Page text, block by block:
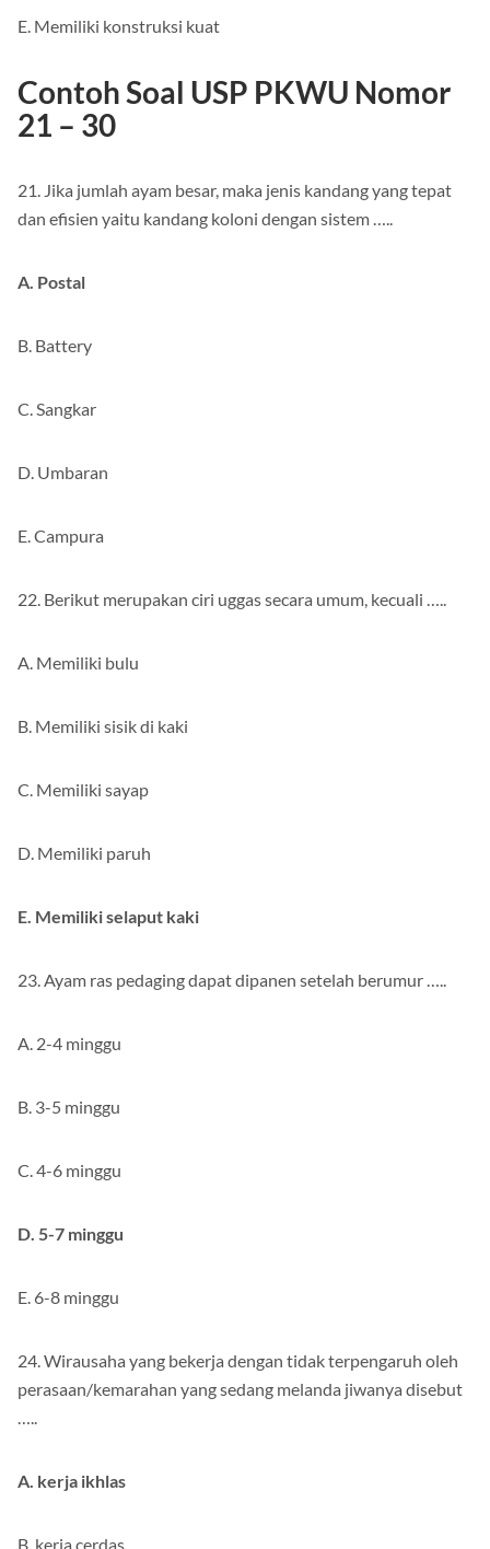
E. Memiliki konstruksi kuat
Contoh Soal USP PKWU Nomor
21 – 30
21. Jika jumlah ayam besar, maka jenis kandang yang tepat
dan efisien yaitu kandang koloni dengan sistem …..
A. Postal
B. Battery
C. Sangkar
D. Umbaran
E. Campura
22. Berikut merupakan ciri uggas secara umum, kecuali …..
A. Memiliki bulu
B. Memiliki sisik di kaki
C. Memiliki sayap
D. Memiliki paruh
E. Memiliki selaput kaki
23. Ayam ras pedaging dapat dipanen setelah berumur …..
A. 2-4 minggu
B. 3-5 minggu
C. 4-6 minggu
D. 5-7 minggu
E. 6-8 minggu
24. Wirausaha yang bekerja dengan tidak terpengaruh oleh
perasaan/kemarahan yang sedang melanda jiwanya disebut
A. kerja ikhlas
B. kerja cerdas